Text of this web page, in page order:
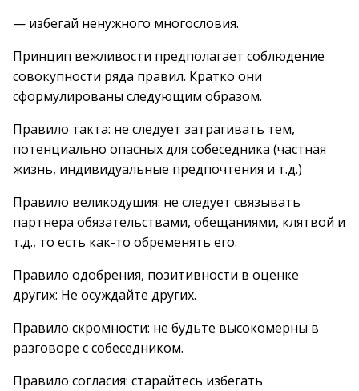
— избегай ненужного многословия.
Принцип вежливости предполагает соблюдение
совокупности ряда правил. Кратко они
сформулированы следующим образом.
Правило такта: не следует затрагивать тем,
потенциально опасных для собеседника (частная
жизнь, индивидуальные предпочтения и т.д.)
Правило великодушия: не следует связывать
партнера обязательствами, обещаниями, клятвой и
т.д., то есть как-то обременять его.
Правило одобрения, позитивности в оценке
других: Не осуждайте других.
Правило скромности: не будьте высокомерны в
разговоре с собеседником.
Правило согласия: старайтесь избегать